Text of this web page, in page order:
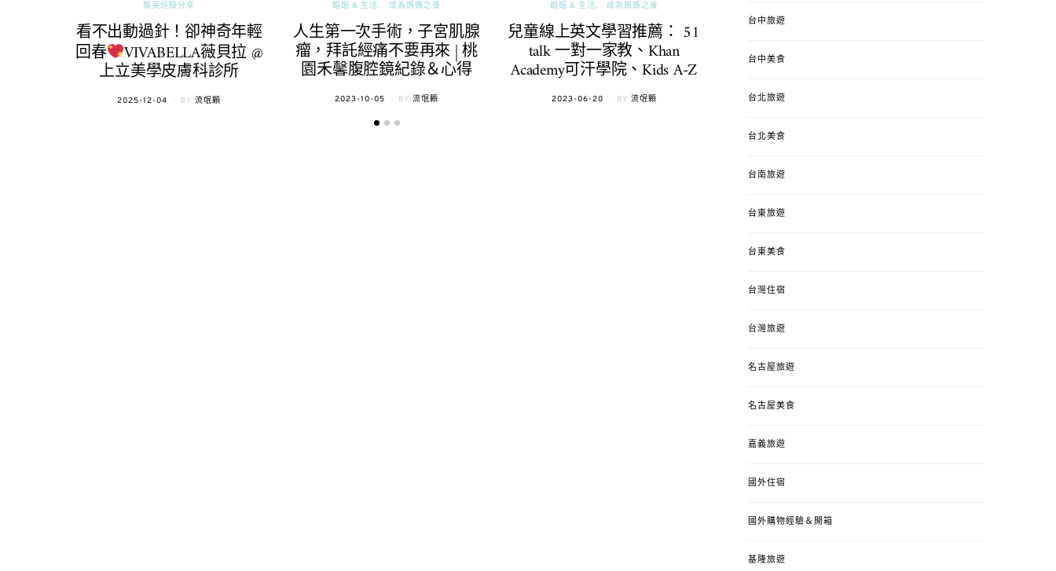
醫美經驗分享
看不出動過針！卻神奇年輕
回春 VIVABELLA薇貝拉 @
上立美學皮膚科診所
POSTED
2025-12-04 BY 流氓顆
婚姻 & 生活 成為媽媽之後
人生第一次手術，子宮肌腺
瘤，拜託經痛不要再來 | 桃
園禾馨腹腔鏡紀錄＆心得
POSTED
2023-10-05 BY 流氓顆
婚姻 & 生活 成為媽媽之後
兒童線上英文學習推薦： 51
talk 一對一家教、Khan
Academy可汗學院、Kids A-Z
POSTED
2023-06-20 BY 流氓顆
4y3m ：視力檢查、練習犯
錯、認識華德福
ON
台中旅遊
台中美食
台北旅遊
台北美食
台南旅遊
台東旅遊
台東美食
台灣住宿
台灣旅遊
名古屋旅遊
名古屋美食
嘉義旅遊
國外住宿
國外購物經驗＆開箱
基隆旅遊